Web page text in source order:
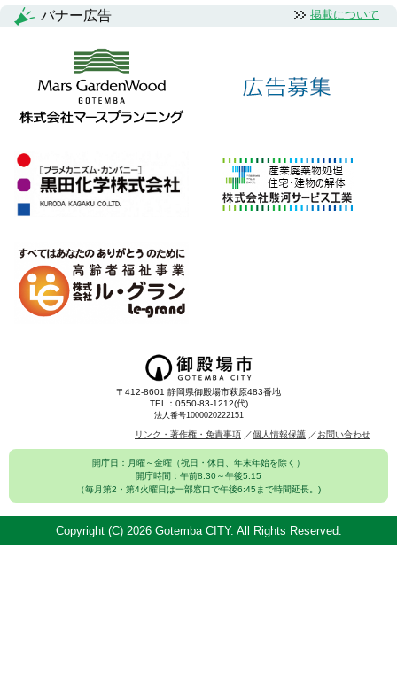
バナー広告 掲載について
〒412-8601 静岡県御殿場市萩原483番地
TEL：0550-83-1212(代)
法人番号1000020222151
リンク・著作権・免責事項 個人情報保護 お問い合わせ
開庁日：月曜～金曜（祝日・休日、年末年始を除く）
開庁時間：午前8:30～午後5:15
（毎月第2・第4火曜日は一部窓口で午後6:45まで時間延長。)
Copyright (C) 2026 Gotemba CITY. All Rights Reserved.